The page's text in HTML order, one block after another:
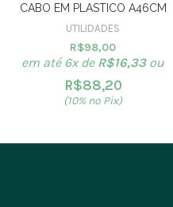
CABO EM PLASTICO A46CM
UTILIDADES
R$98,00
em até 6x de R$16,33ou
R$88,20
(10% no Pix)